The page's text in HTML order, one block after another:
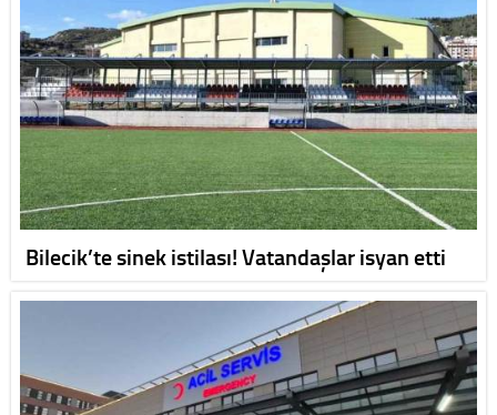
Bilecik’te sinek istilası! Vatandaşlar isyan etti